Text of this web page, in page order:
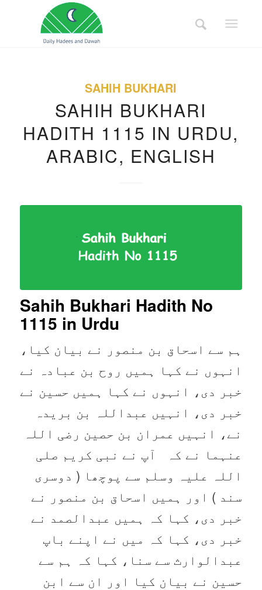
SAHIH BUKHARI
SAHIH BUKHARI
HADITH 1115 IN URDU,
ARABIC, ENGLISH
Sahih Bukhari Hadith No
1115 in Urdu
ہم سے اسحاق بن منصور نے بیان کیا،
انہوں نے کہا ہمیں روح بن عبادہ نے
خبر دی، انہوں نے کہا ہمیں حسین نے
خبر دی، انہیں عبداللہ بن بریدہ
نے، انہیں عمران بن حصین رضی اللہ
عنہما نے کہ آپ نے نبی کریم صلی
اللہ علیہ وسلم سے پوچھا ( دوسری
سند ) اور ہمیں اسحاق بن منصور نے
خبر دی، کہا کہ ہمیں عبدالصمد نے
خبر دی، کہا کہ میں نے اپنے باپ
عبدالوارث سے سنا، کہا کہ ہم سے
حسین نے بیان کیا اور ان سے ابن